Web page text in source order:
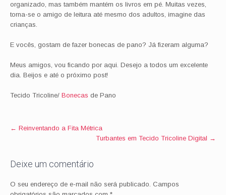
organizado, mas também mantém os livros em pé. Muitas vezes,
torna-se o amigo de leitura até mesmo dos adultos, imagine das
crianças.
E vocês, gostam de fazer bonecas de pano? Já fizeram alguma?
Meus amigos, vou ficando por aqui. Desejo a todos um excelente
dia. Beijos e até o próximo post!
Tecido Tricoline/ Bonecas de Pano
Post
← Reinventando a Fita Métrica
Turbantes em Tecido Tricoline Digital →
Deixe um comentário
O seu endereço de e-mail não será publicado. Campos